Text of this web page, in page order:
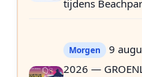
tijdens
Morgen
9
2026 —